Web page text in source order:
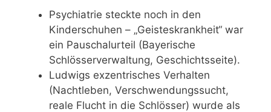
Psychiatrie steckte noch in den
Kinderschuhen – „Geisteskrankheit“ war
ein Pauschalurteil (Bayerische
Schlösserverwaltung, Geschichtsseite).
Ludwigs exzentrisches Verhalten
(Nachtleben, Verschwendungssucht,
reale Flucht in die Schlösser) wurde als